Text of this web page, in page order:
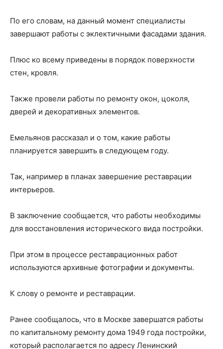
По его словам, на данный момент специалисты
завершают работы с эклектичными фасадами здания.
Плюс ко всему приведены в порядок поверхности
стен, кровля.
Также провели работы по ремонту окон, цоколя,
дверей и декоративных элементов.
Емельянов рассказал и о том, какие работы
планируется завершить в следующем году.
Так, например в планах завершение реставрации
интерьеров.
В заключение сообщается, что работы необходимы
для восстановления исторического вида постройки.
При этом в процессе реставрационных работ
используются архивные фотографии и документы.
К слову о ремонте и реставрации.
Ранее сообщалось, что в Москве завершатся работы
по капитальному ремонту дома 1949 года постройки,
который располагается по адресу Ленинский